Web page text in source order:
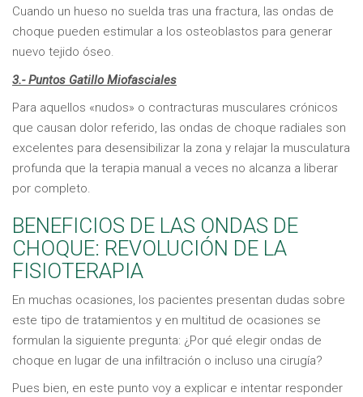
Cuando un hueso no suelda tras una fractura, las ondas de
choque pueden estimular a los osteoblastos para generar
nuevo tejido óseo.
3.- Puntos Gatillo Miofasciales
Para aquellos «nudos» o contracturas musculares crónicos
que causan dolor referido, las ondas de choque radiales son
excelentes para desensibilizar la zona y relajar la musculatura
profunda que la terapia manual a veces no alcanza a liberar
por completo.
BENEFICIOS DE LAS ONDAS DE
CHOQUE: REVOLUCIÓN DE LA
FISIOTERAPIA
En muchas ocasiones, los pacientes presentan dudas sobre
este tipo de tratamientos y en multitud de ocasiones se
formulan la siguiente pregunta: ¿Por qué elegir ondas de
choque en lugar de una infiltración o incluso una cirugía?
Pues bien, en este punto voy a explicar e intentar responder